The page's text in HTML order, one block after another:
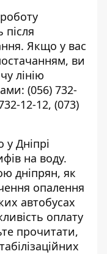
після
Якщо у вас
ви
лінію
(056) 732-
12-12, (073)
Дніпрі
на воду.
дніпрян, як
опалення
автобусах
оплату
прочитати,